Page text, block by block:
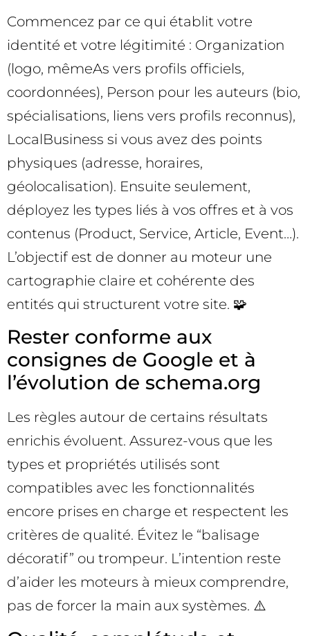
Commencez par ce qui établit votre
identité et votre légitimité : Organization
(logo, mêmeAs vers profils officiels,
coordonnées), Person pour les auteurs (bio,
spécialisations, liens vers profils reconnus),
LocalBusiness si vous avez des points
physiques (adresse, horaires,
géolocalisation). Ensuite seulement,
déployez les types liés à vos offres et à vos
contenus (Product, Service, Article, Event…).
L’objectif est de donner au moteur une
cartographie claire et cohérente des
entités qui structurent votre site. 🧩
Rester conforme aux
consignes de Google et à
l’évolution de schema.org
Les règles autour de certains résultats
enrichis évoluent. Assurez-vous que les
types et propriétés utilisés sont
compatibles avec les fonctionnalités
encore prises en charge et respectent les
critères de qualité. Évitez le “balisage
décoratif” ou trompeur. L’intention reste
d’aider les moteurs à mieux comprendre,
pas de forcer la main aux systèmes. ⚠️